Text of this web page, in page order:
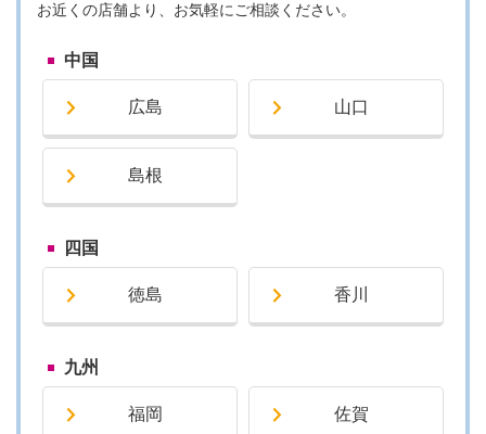
お近くの店舗より、お気軽にご相談ください。
中国
広島 山口
島根
四国
徳島 香川
九州
福岡 佐賀